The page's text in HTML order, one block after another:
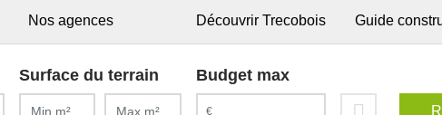
Nos agences Découvrir Trecobois Guide
Surface du terrain Budget max